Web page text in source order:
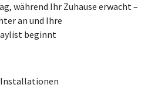
während Ihr Zuhause erwacht –
an und Ihre
beginnt
Installationen